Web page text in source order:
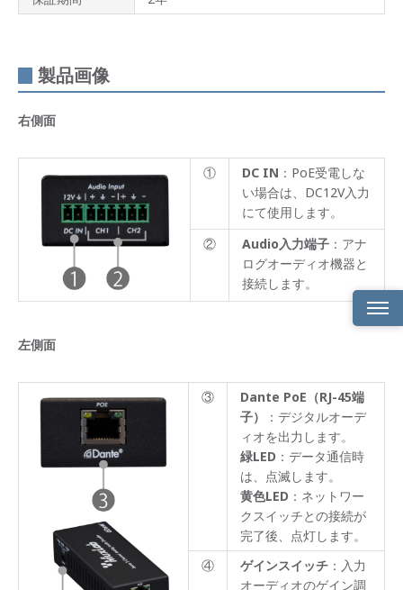
製品画像
右側面
① DC IN ：PoE受電しな
い場合は、DC12V入力
にて使用します。
②
Audio入力端子 ：アナ
ログオーディオ機器と
接続します。
左側面
③
Dante PoE（RJ-45端
子）
：デジタルオーデ
ィオを出力します。
緑LED ：データ通信時
は、点滅します。
黄色LED ：ネットワー
クスイッチとの接続が
完了後、点灯します。
④
ゲインスイッチ ：入力
オーディオのゲイン調
製品
ライ
製品